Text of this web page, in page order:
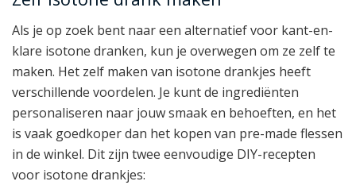
Als je op zoek bent naar een alternatief voor kant-en-
klare isotone dranken, kun je overwegen om ze zelf te
maken. Het zelf maken van isotone drankjes heeft
verschillende voordelen. Je kunt de ingrediënten
personaliseren naar jouw smaak en behoeften, en het
is vaak goedkoper dan het kopen van pre-made flessen
in de winkel. Dit zijn twee eenvoudige DIY-recepten
voor isotone drankjes: